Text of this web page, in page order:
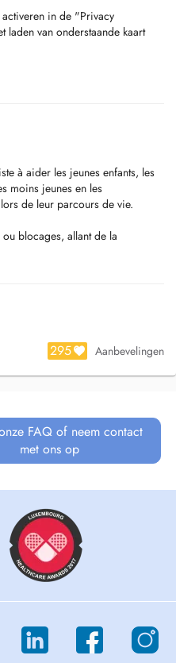
in de "Privacy
laden van onderstaande kaart
à aider les jeunes enfants, les
moins jeunes en les
de leur parcours de vie.
blocages, allant de la
le stress, angoisses, Burn
problèmes de
liées à des traumas
et de réveiller en vous des
ou diminuées dû aux
souhaitent uniquement se
(entretenir son état
Praticienne Reiki,
je me réjouis de vous
295 Aanbevelingen
FAQ of neem contact
met ons op